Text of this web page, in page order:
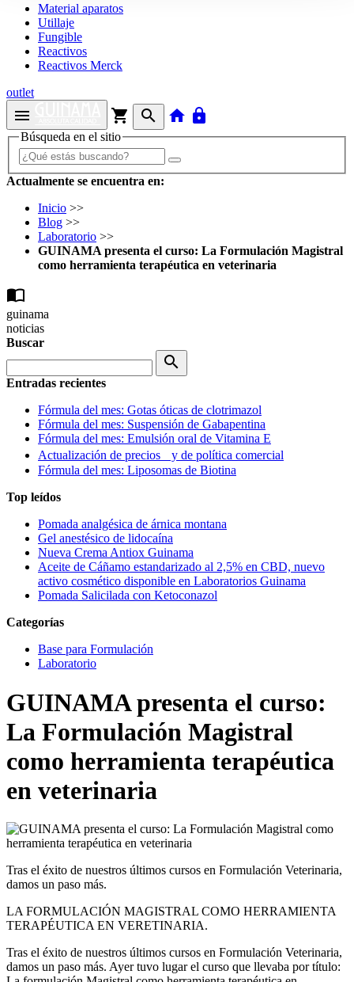
Material aparatos
Utillaje
Fungible
Reactivos
Reactivos Merck
outlet
menu shopping_cart search home lock
Búsqueda en el sitio
Actualmente se encuentra en:
Inicio >>
Blog >>
Laboratorio >>
GUINAMA presenta el curso: La Formulación Magistral
como herramienta terapéutica en veterinaria
import_contacts
guinama
noticias
Buscar
search
Entradas recientes
Fórmula del mes: Gotas óticas de clotrimazol
Fórmula del mes: Suspensión de Gabapentina
Fórmula del mes: Emulsión oral de Vitamina E
Actualización de precios y de política comercial
Fórmula del mes: Liposomas de Biotina
Top leídos
Pomada analgésica de árnica montana
Gel anestésico de lidocaína
Nueva Crema Antiox Guinama
Aceite de Cáñamo estandarizado al 2,5% en CBD, nuevo
activo cosmético disponible en Laboratorios Guinama
Pomada Salicilada con Ketoconazol
Categorías
Base para Formulación
Laboratorio
GUINAMA presenta el curso:
La Formulación Magistral
como herramienta terapéutica
en veterinaria
Tras el éxito de nuestros últimos cursos en Formulación Veterinaria,
damos un paso más.
LA FORMULACIÓN MAGISTRAL COMO HERRAMIENTA
TERAPÉUTICA EN VERETINARIA.
Tras el éxito de nuestros últimos cursos en Formulación Veterinaria,
damos un paso más. Ayer tuvo lugar el curso que llevaba por título: